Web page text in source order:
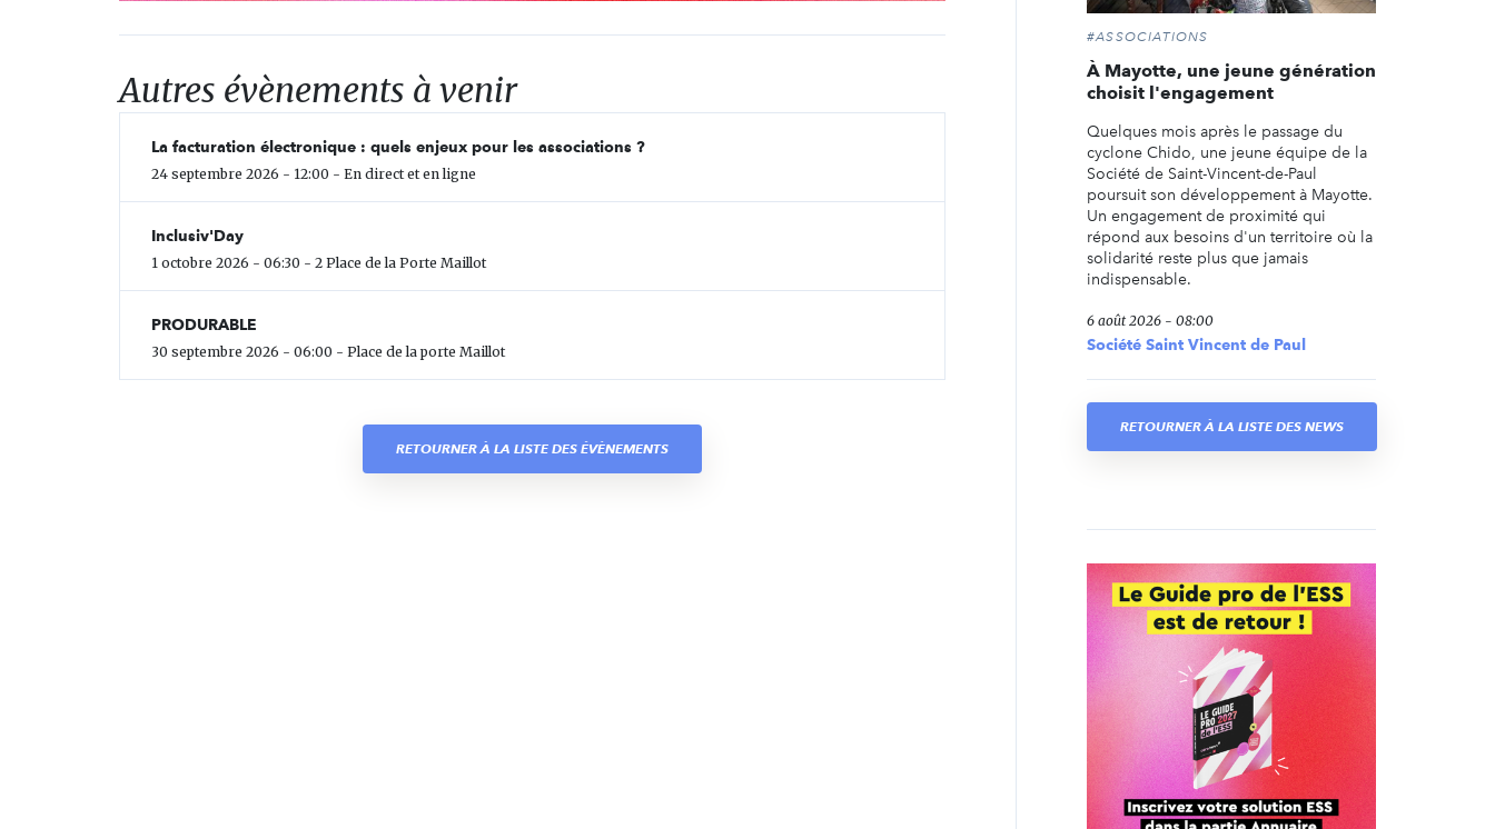
Autres évènements à venir
La facturation électronique : quels enjeux pour les associations ?
24 septembre 2026 - 12:00 - En direct et en ligne
Inclusiv'Day
1 octobre 2026 - 06:30 - 2 Place de la Porte Maillot
PRODURABLE
30 septembre 2026 - 06:00 - Place de la porte Maillot
RETOURNER À LA LISTE DES ÉVÈNEMENTS
#ASSOCIATIONS
À Mayotte, une jeune génération
choisit l'engagement
Quelques mois après le passage du
cyclone Chido, une jeune équipe de la
Société de Saint-Vincent-de-Paul
poursuit son développement à Mayotte.
Un engagement de proximité qui
répond aux besoins d'un territoire où la
solidarité reste plus que jamais
indispensable.
6 août 2026 - 08:00
Société Saint Vincent de Paul
RETOURNER À LA LISTE DES NEWS